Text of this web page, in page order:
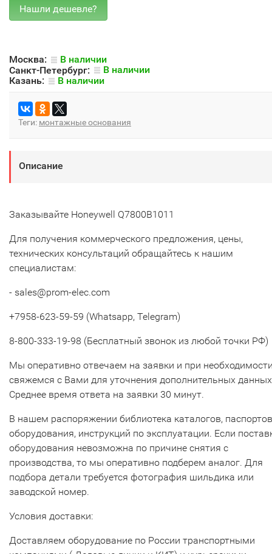
Москва:
В наличии
Санкт-Петербург:
В наличии
Казань:
В наличии
Теги: монтажные основания
Описание
Заказывайте Honeywell Q7800B1011
Для получения коммерческого предложения, цены,
технических консультаций обращайтесь к нашим
специалистам:
- sales@prom-elec.com
+7958-623-59-59 (Whatsapp, Telegram)
8-800-333-19-98 (Бесплатный звонок из любой точки РФ)
Мы оперативно отвечаем на заявки и при
свяжемся с Вами для уточнения дополнительных
Среднее время ответа на заявки 30 минут.
В нашем распоряжении библиотека каталогов, паспортов
оборудования, инструкций по эксплуатации. Если
оборудования невозможна по причине снятия с
производства, то мы оперативно подберем аналог. Для
подбора детали требуется фотография шильдика или
заводской номер.
Условия доставки:
Доставляем оборудование по России транспортными